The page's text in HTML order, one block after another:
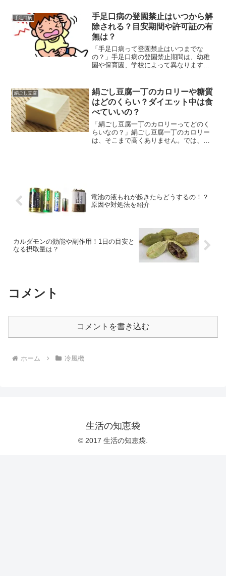
副作用とは？ コントレックスの栄養成分
は？などの疑問解決策を...
手足口病
手足口病の登園禁止はいつから解
除される？目安期間や許可証の有
無は？
「手足口病って登園禁止はいつまでな
の？」手足口病の登園禁止期間は、幼稚
園や保育園、学校によって異なります。
とで今回は、 手足口病の登園禁止はいつ
から解除される？ 目安期...
絹ごし豆腐
絹ごし豆腐一丁のカロリーや糖質
はどのくらい？ダイエット中は食
べていいの？
「絹ごし豆腐一丁のカロリーってどのく
らいなの？」絹ごし豆腐一丁のカロリー
は、そこまで高くありません。では、具
電池の液もれが起きたらどうするの！？
原因や対処法を紹介
カルダモンの効能や副作用！1日の目安と
なる摂取量は？
コメント
コメントを書き込む
ホーム 冷風機
生活の知恵袋
© 2017 生活の知恵袋.